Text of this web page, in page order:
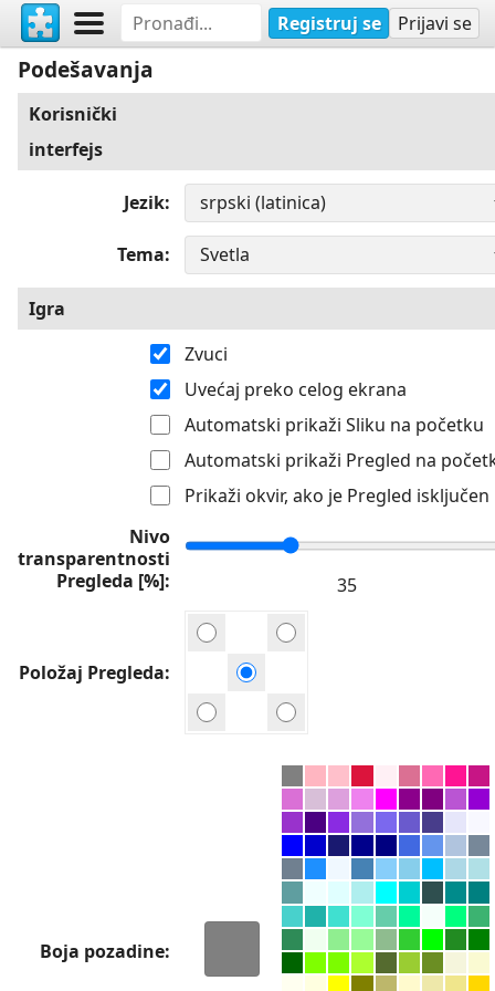
Registruj se Prijavi se
Podešavanja
Korisnički
interfejs
Jezik
Tema
Igra
Zvuci
Uvećaj preko celog ekrana
Automatski prikaži Sliku na početku
Automatski prikaži Pregled na
Prikaži okvir, ako je Pregled isključen
Nivo
transparentnosti
Pregleda [%]
Položaj Pregleda
Boja pozadine